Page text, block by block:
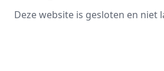
Deze website is gesloten en niet